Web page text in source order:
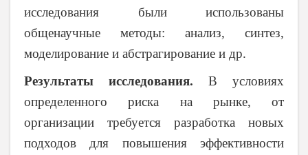
исследования были использованы
общенаучные методы: анализ, синтез,
моделирование и абстрагирование и др.
Результаты исследования. В условиях
определенного риска на рынке, от
организации требуется разработка новых
подходов для повышения эффективности